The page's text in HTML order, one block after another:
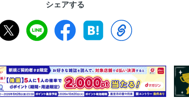
シェアする